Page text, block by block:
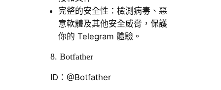
完整的安全性：檢測病毒、惡
意軟體及其他安全威脅，保護
你的 Telegram 體驗。
8. Botfather
ID：@Botfather